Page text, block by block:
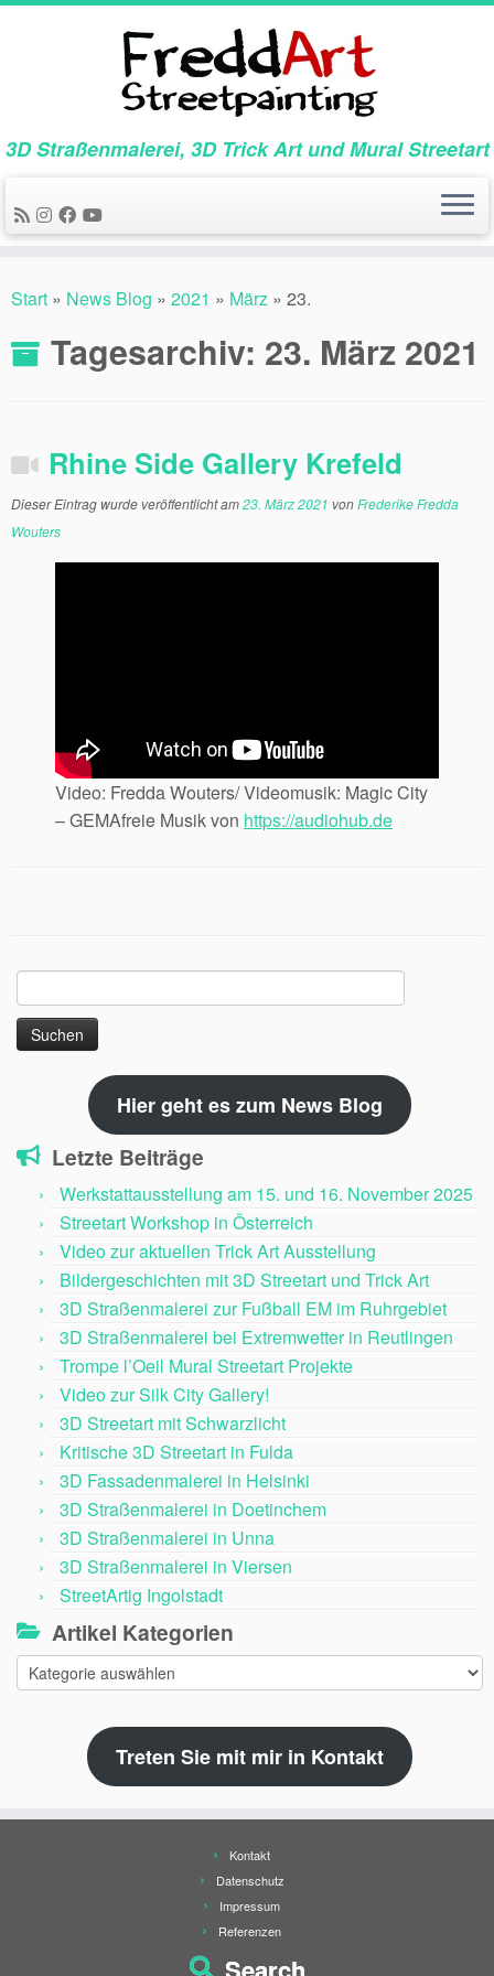
Zum
3D Straßenmalerei, 3D Trick Art und Mural Streetart
Start » News Blog » 2021 » März » 23.
Tagesarchiv: 23. März 2021
Rhine Side Gallery Krefeld
Dieser Eintrag wurde veröffentlicht am23. März 2021 vonFrederike Fredda
Wouters
Video: Fredda Wouters/ Videomusik: Magic City
– GEMAfreie Musik von https://audiohub.de
Suchen
nach:
Hier geht es zum News Blog
Letzte Beiträge
Werkstattausstellung am 15. und 16. November 2025
Streetart Workshop in Österreich
Video zur aktuellen Trick Art Ausstellung
Bildergeschichten mit 3D Streetart und Trick Art
3D Straßenmalerei zur Fußball EM im Ruhrgebiet
3D Straßenmalerei bei Extremwetter in Reutlingen
Trompe l’Oeil Mural Streetart Projekte
Video zur Silk City Gallery!
3D Streetart mit Schwarzlicht
Kritische 3D Streetart in Fulda
3D Fassadenmalerei in Helsinki
3D Straßenmalerei in Doetinchem
3D Straßenmalerei in Unna
3D Straßenmalerei in Viersen
StreetArtig Ingolstadt
Artikel Kategorien
Artikel
Kategorien
Treten Sie mit mir in Kontakt
Kontakt
Datenschutz
Impressum
Referenzen